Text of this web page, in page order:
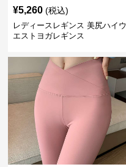
¥5,260 (税込)
レディースレギンス 美尻ハイウ
エストヨガレギンス